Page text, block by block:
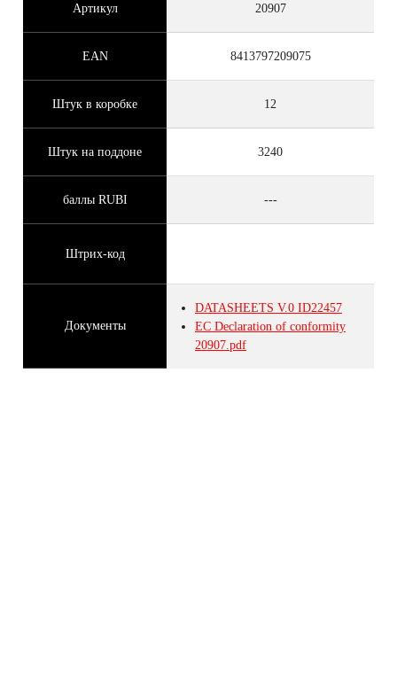
Артикул 20907
EAN 8413797209075
Штук в коробке 12
Штук на поддоне 3240
баллы RUBI ---
Штрих-код
Документы
DATASHEETS V.0 ID22457
EC Declaration of conformity
20907.pdf